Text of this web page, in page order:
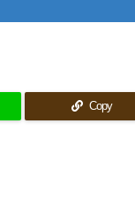
Copy